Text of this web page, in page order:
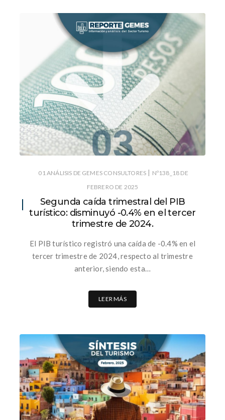
01 ANÁLISIS DE GEMES CONSULTORES | Nº138_18 DE
FEBRERO DE 2025
Segunda caída trimestral del PIB
turístico: disminuyó -0.4% en el tercer
trimestre de 2024.
El PIB turístico registró una caída de -0.4% en el
tercer trimestre de 2024, respecto al trimestre
anterior, siendo esta…
LEER MÁS